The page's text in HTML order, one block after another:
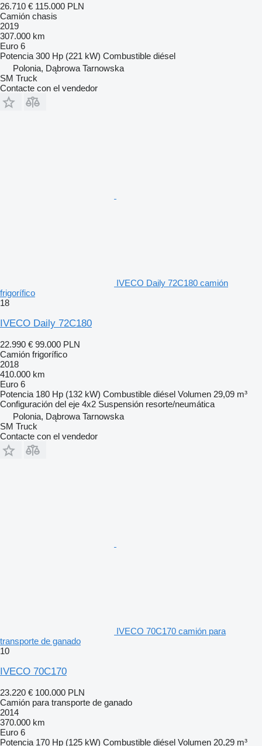
26.710 € 115.000 PLN
Camión chasis
2019
307.000 km
Euro 6
Potencia 300 Hp (221 kW) Combustible diésel
Polonia, Dąbrowa Tarnowska
SM Truck
Contacte con el vendedor
IVECO Daily 72C180 camión
frigorífico
18
IVECO Daily 72C180
22.990 € 99.000 PLN
Camión frigorífico
2018
410.000 km
Euro 6
Potencia 180 Hp (132 kW) Combustible diésel Volumen 29,09 m³
Configuración del eje 4x2 Suspensión resorte/neumática
Polonia, Dąbrowa Tarnowska
SM Truck
Contacte con el vendedor
IVECO 70C170 camión para
transporte de ganado
10
IVECO 70C170
23.220 € 100.000 PLN
Camión para transporte de ganado
2014
370.000 km
Euro 6
Potencia 170 Hp (125 kW) Combustible diésel Volumen 20,29 m³